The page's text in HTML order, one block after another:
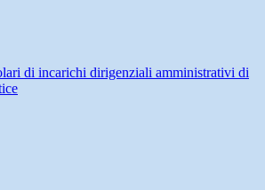
di incarichi dirigenziali amministrativi di